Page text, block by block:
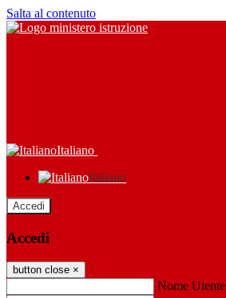
Salta al contenuto
Italiano
Italiano
Accedi
Accedi
button close ×
Nome Utente